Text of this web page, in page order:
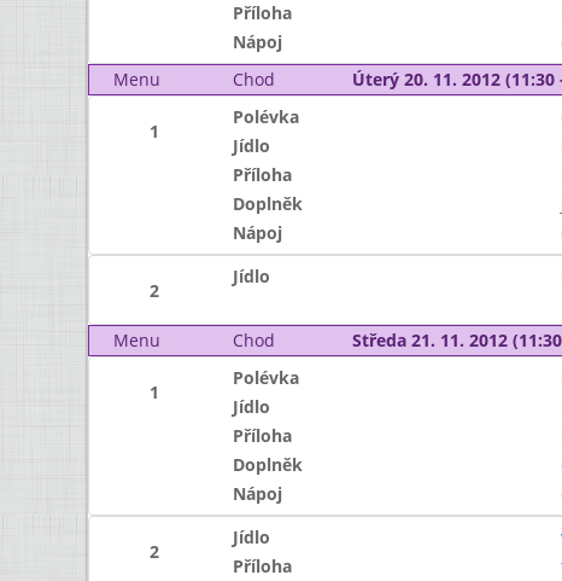
Příloha
Nápoj
Menu
Chod Úterý 20. 11. 2012 (11:30
1
Polévka
Jídlo
Příloha
Doplněk
Nápoj
2
Jídlo
Menu Chod Středa 21. 11. 2012
1
Polévka
Jídlo
Příloha
Doplněk
Nápoj
2
Jídlo
Příloha